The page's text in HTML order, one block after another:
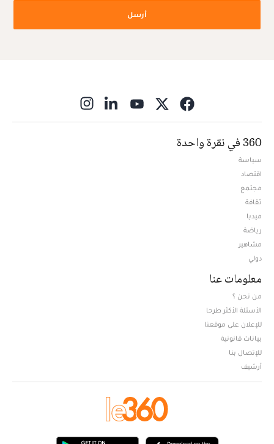
أرسل
360 في نقرة واحدة
سياسة
اقتصاد
مجتمع
ثقافة
ميديا
رياضة
مشاهير
دولي
معلومات عنا
من نحن ؟
الأسئلة الأكثر طرحا
للإعلان على موقعنا
بيانات قانونية
للإتصال بنا
أرشيف